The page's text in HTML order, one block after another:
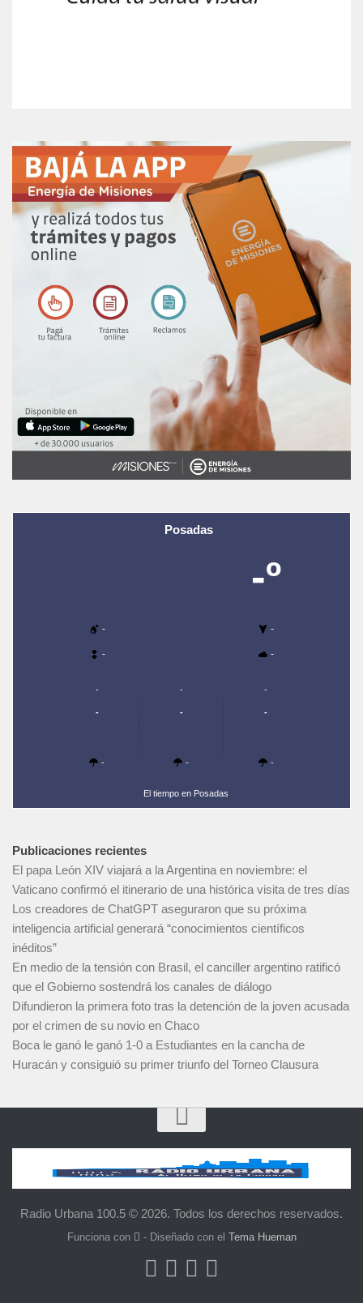
Posadas
-º
- -
- -
-
-
-
-
-
-
-
-
-
El tiempo en Posadas
Publicaciones recientes
El papa León XIV viajará a la Argentina en noviembre: el
Vaticano confirmó el itinerario de una histórica visita de tres días
Los creadores de ChatGPT aseguraron que su próxima
inteligencia artificial generará “conocimientos científicos
inéditos”
En medio de la tensión con Brasil, el canciller argentino ratificó
que el Gobierno sostendrá los canales de diálogo
Difundieron la primera foto tras la detención de la joven acusada
por el crimen de su novio en Chaco
Boca le ganó le ganó 1-0 a Estudiantes en la cancha de
Huracán y consiguió su primer triunfo del Torneo Clausura
Radio Urbana 100.5 © 2026. Todos los derechos reservados.
Funciona con - Diseñado con el Tema Hueman